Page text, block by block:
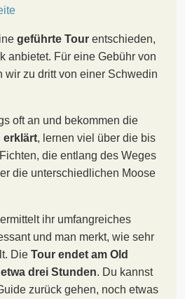
geführte Tour entschieden,
anbietet. Für eine Gebühr von
wir zu dritt von einer Schwedin
oft an und bekommen die
erklärt, lernen viel über die bis
die entlang des Weges
die unterschiedlichen Moose
ihr umfangreiches
und man merkt, wie sehr
Die Tour endet am Old
drei Stunden. Du kannst
zurück gehen, noch etwas